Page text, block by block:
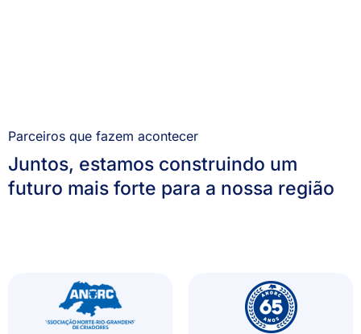
Parceiros que fazem acontecer
Juntos, estamos construindo um
futuro mais forte para a nossa região